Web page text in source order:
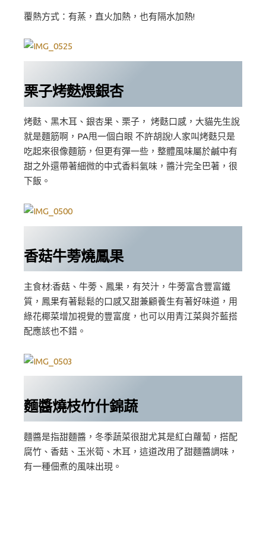
覆熱方式：有蒸，直火加熱，也有隔水加熱!
栗子烤麩煨銀杏
烤麩、黑木耳、銀杏果、栗子， 烤麩口感，大貓先生說
就是麵筋啊，PA甩一個白眼 不許胡說!人家叫烤麩只是
吃起來很像麵筋，但更有彈一些，整體風味屬於鹹中有
甜之外還帶著細微的中式香料氣味，醬汁完全巴著，很
下飯。
香菇牛蒡燒鳳果
主食材:香菇、牛蒡、鳳果，有芡汁，牛蒡富含豐富鐵
質，鳳果有著鬆鬆的口感又甜兼顧養生有著好味道，用
綠花椰菜增加視覺的豐富度，也可以用青江菜與芥藍搭
配應該也不錯。
麵醬燒枝竹什錦蔬
麵醬是指甜麵醬，冬季蔬菜很甜尤其是紅白蘿蔔，搭配
腐竹、香菇、玉米筍、木耳，這道改用了甜麵醬調味，
有一種佃煮的風味出現。